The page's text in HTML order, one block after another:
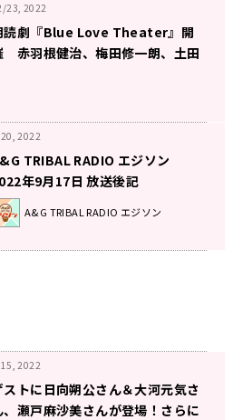
23, 2022
読劇『Blue Love Theater』開
赤羽根健治、梅田修一朗、土田
2022
TRIBAL RADIO エジソン
年9月17日 放送後記
A&G TRIBAL RADIO エジソン
2022
ストに日向朔公さん＆大河元気さ
、瀬戸麻沙美さんが登場！さらに